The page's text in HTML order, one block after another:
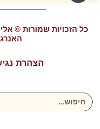
כל הזכויות שמורות ©
הצהרת